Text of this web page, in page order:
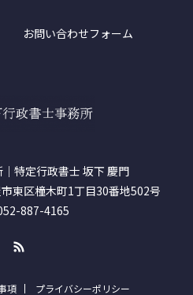
お問い合わせフォーム
特定行政書士 坂下 慶門
東区橦木町1丁目30番地502号
887-4165
項 プライバシーポリシー